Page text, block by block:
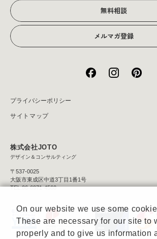
無料相談
メルマガ登録
プライバシーポリシー
サイトマップ
株式会社JOTO
デザイン＆コンサルティング
〒537-0025
大阪市東成区中道3丁目1番1号
TEL:06-6971-4560
On our website we use some
These are necessary for our site to
properly and to give us information